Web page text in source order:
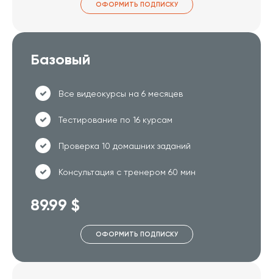
ОФОРМИТЬ ПОДПИСКУ
Базовый
Все видеокурсы на 6 месяцев
Тестирование по 16 курсам
Проверка 10 домашних заданий
Консультация с тренером 60 мин
89.99 $
ОФОРМИТЬ ПОДПИСКУ